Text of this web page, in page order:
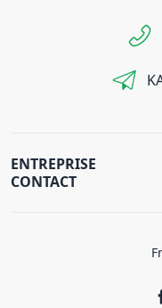
ENTREPRISE
CONTACT